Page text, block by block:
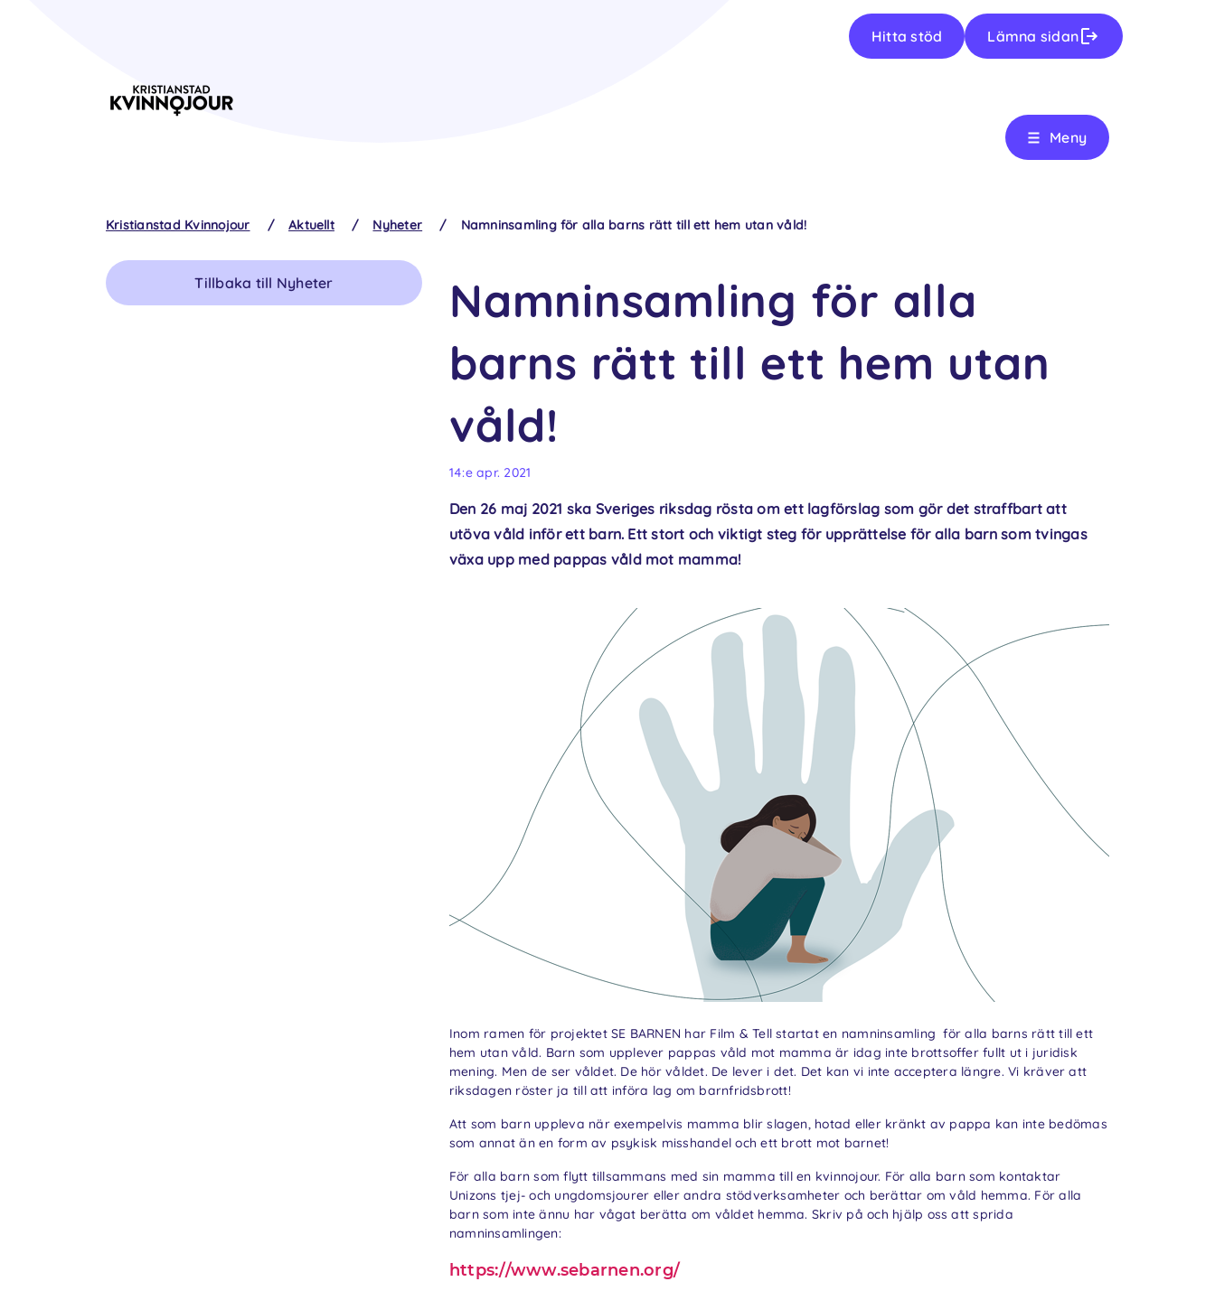
Hitta stöd Lämna sidan
Meny
Kristianstad Kvinnojour / Aktuellt / Nyheter / Namninsamling för alla barns rätt till ett hem utan våld!
Tillbaka till Nyheter
Namninsamling för alla
barns rätt till ett hem utan
våld!
14:e apr. 2021
Den 26 maj 2021 ska Sveriges riksdag rösta om ett lagförslag som gör det straffbart att
utöva våld inför ett barn. Ett stort och viktigt steg för upprättelse för alla barn som tvingas
växa upp med pappas våld mot mamma!
Inom ramen för projektet SE BARNEN har Film & Tell startat en namninsamling för alla barns rätt till ett
hem utan våld. Barn som upplever pappas våld mot mamma är idag inte brottsoffer fullt ut i juridisk
mening. Men de ser våldet. De hör våldet. De lever i det. Det kan vi inte acceptera längre. Vi kräver att
riksdagen röster ja till att införa lag om barnfridsbrott!
Att som barn uppleva när exempelvis mamma blir slagen, hotad eller kränkt av pappa kan inte bedömas
som annat än en form av psykisk misshandel och ett brott mot barnet!
För alla barn som flytt tillsammans med sin mamma till en kvinnojour. För alla barn som kontaktar
Unizons tjej- och ungdomsjourer eller andra stödverksamheter och berättar om våld hemma. För alla
barn som inte ännu har vågat berätta om våldet hemma. Skriv på och hjälp oss att sprida
namninsamlingen:
https://www.sebarnen.org/